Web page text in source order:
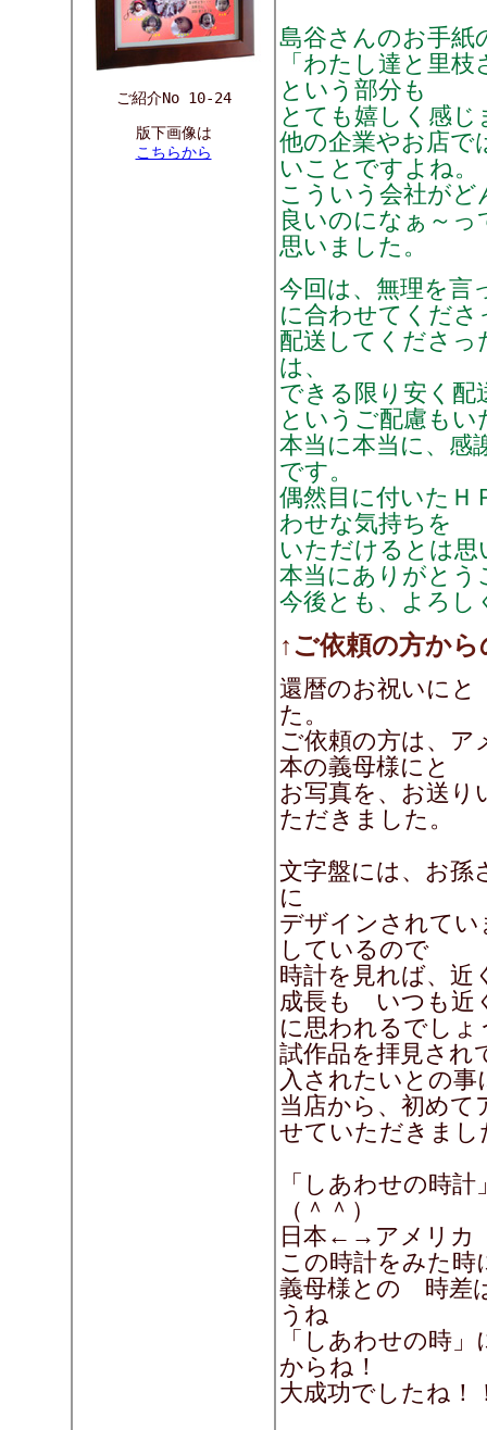
ご紹介No 10-24
版下画像は
こちらから
島谷さんのお手紙
「わたし達と里
という部分も
とても嬉しく感じ
他の企業やお店で
いことですよね。
こういう会社が
良いのになぁ～っ
思いました。
今回は、無理を言
に合わせてくだ
配送してくださ
は、
できる限り安く配
というご配慮もい
本当に本当に、感
です。
偶然目に付いたＨ
わせな気持ちを
いただけるとは
本当にありがとう
今後とも、よろし
↑ご依頼の方か
還暦のお祝いに
た。
ご依頼の方は、ア
本の義母様にと
お写真を、お送り
ただきました。
文字盤には、お孫
に
デザインされて
しているので
時計を見れば、近
成長も いつも近
に思われるでしょ
試作品を拝見さ
入されたいとの事
当店から、初め
せていただきまし
「しあわせの時
（＾＾）
日本←→アメリカ
この時計をみた時
義母様との 時差
うね
「しあわせの時
からね！
大成功でしたね！